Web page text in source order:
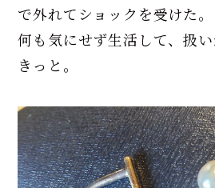
で外れてショックを受けた。
何も気にせず生活して、扱い
きっと。